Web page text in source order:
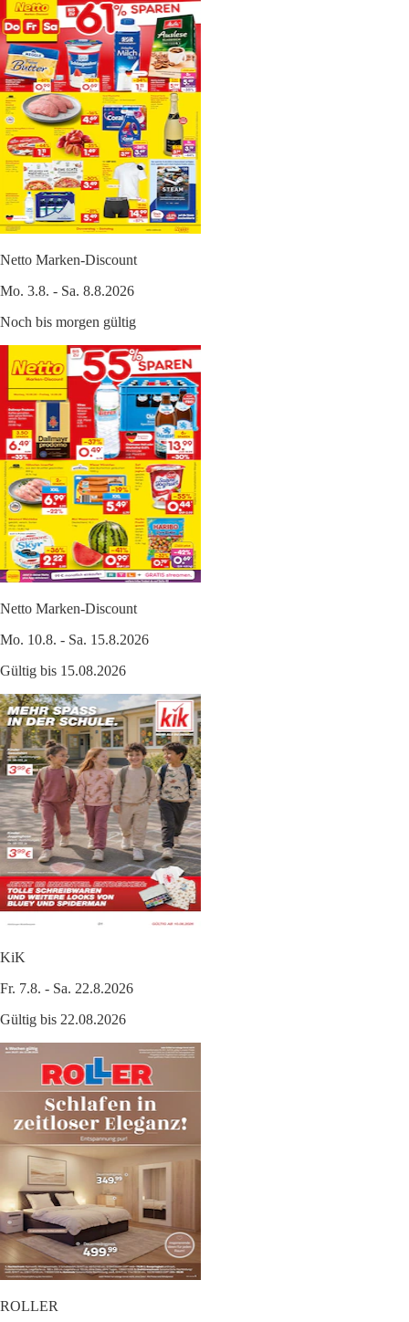
Netto Marken-Discount
Mo. 3.8. - Sa. 8.8.2026
Noch bis morgen gültig
Netto Marken-Discount
Mo. 10.8. - Sa. 15.8.2026
Gültig bis 15.08.2026
KiK
Fr. 7.8. - Sa. 22.8.2026
Gültig bis 22.08.2026
ROLLER